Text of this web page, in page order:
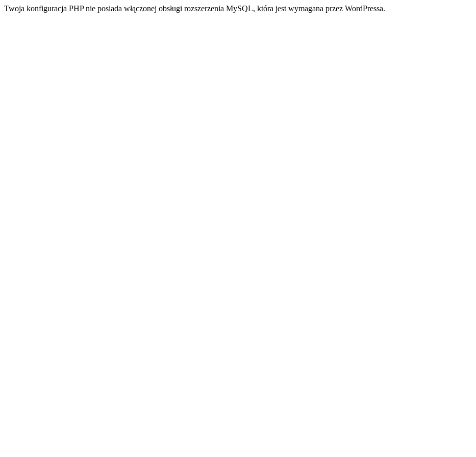
Twoja konfiguracja PHP nie posiada włączonej obsługi rozszerzenia MySQL, która jest wymagana przez WordPressa.